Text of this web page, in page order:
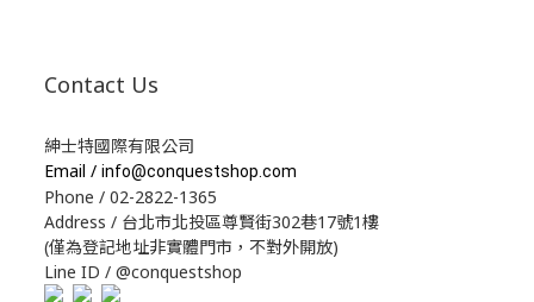
Contact Us
紳士特國際有限公司
Email / info@conquestshop.com
Phone / 02-2822-1365
Address / 台北市北投區尊賢街302巷17號1樓
(僅為登記地址非實體門市，不對外開放)
Line ID / @conquestshop